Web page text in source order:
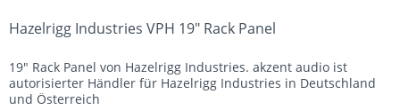
Hazelrigg Industries VPH 19" Rack Panel
19" Rack Panel von Hazelrigg Industries. akzent audio ist
autorisierter Händler für Hazelrigg Industries in Deutschland
und Österreich